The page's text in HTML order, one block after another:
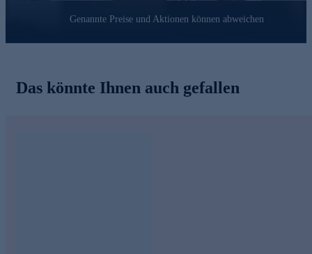
Genannte Preise und Aktionen können abweichen
Das könnte Ihnen auch gefallen